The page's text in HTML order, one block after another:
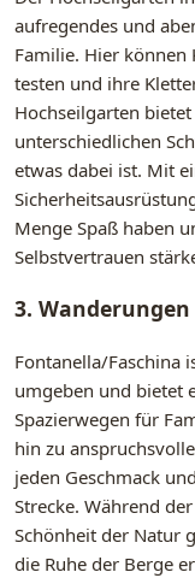
aufregendes und
Familie. Hier können
testen und ihre
Hochseilgarten
unterschiedlichen
etwas dabei ist. Mit
Menge Spaß haben
Selbstvertrauen
3.
Fontanella/Faschina
umgeben und bietet
Spazierwegen für
hin zu
jeden Geschmack
Strecke. Während
Schönheit der Natur
die Ruhe der Berge